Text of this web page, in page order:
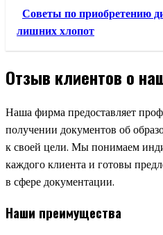
Советы по приобретению
лишних хлопот
Отзыв клиентов о
Наша фирма предоставляет
получении документов об
к своей цели. Мы понимаем
каждого клиента и готовы
в сфере документации.
Наши преимущества